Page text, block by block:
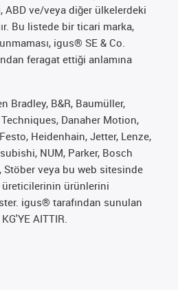
ABD ve/veya diğer ülkelerdeki
Bu listede bir ticari marka,
igus® SE & Co.
feragat ettiği anlamına
Bradley, B&R, Baumüller,
Danaher Motion,
Heidenhain, Jetter, Lenze,
NUM, Parker, Bosch
Stöber veya bu web sitesinde
üreticilerinin ürünlerini
igus® tarafından sunulan
AITTIR.